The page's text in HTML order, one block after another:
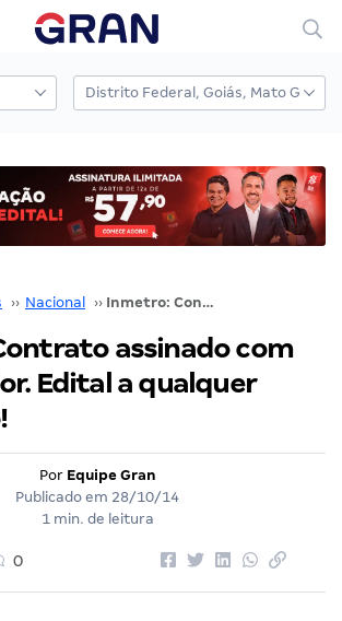
›› Nacional ›› Inmetro: Contrato assinado com organizador. Edital a qualquer momento!
assinado com
Edital a qualquer
Por Equipe Gran
Publicado em 28/10/14
1 min. de leitura
0